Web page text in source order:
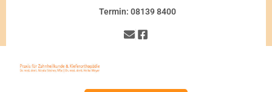
Termin: 08139 8400